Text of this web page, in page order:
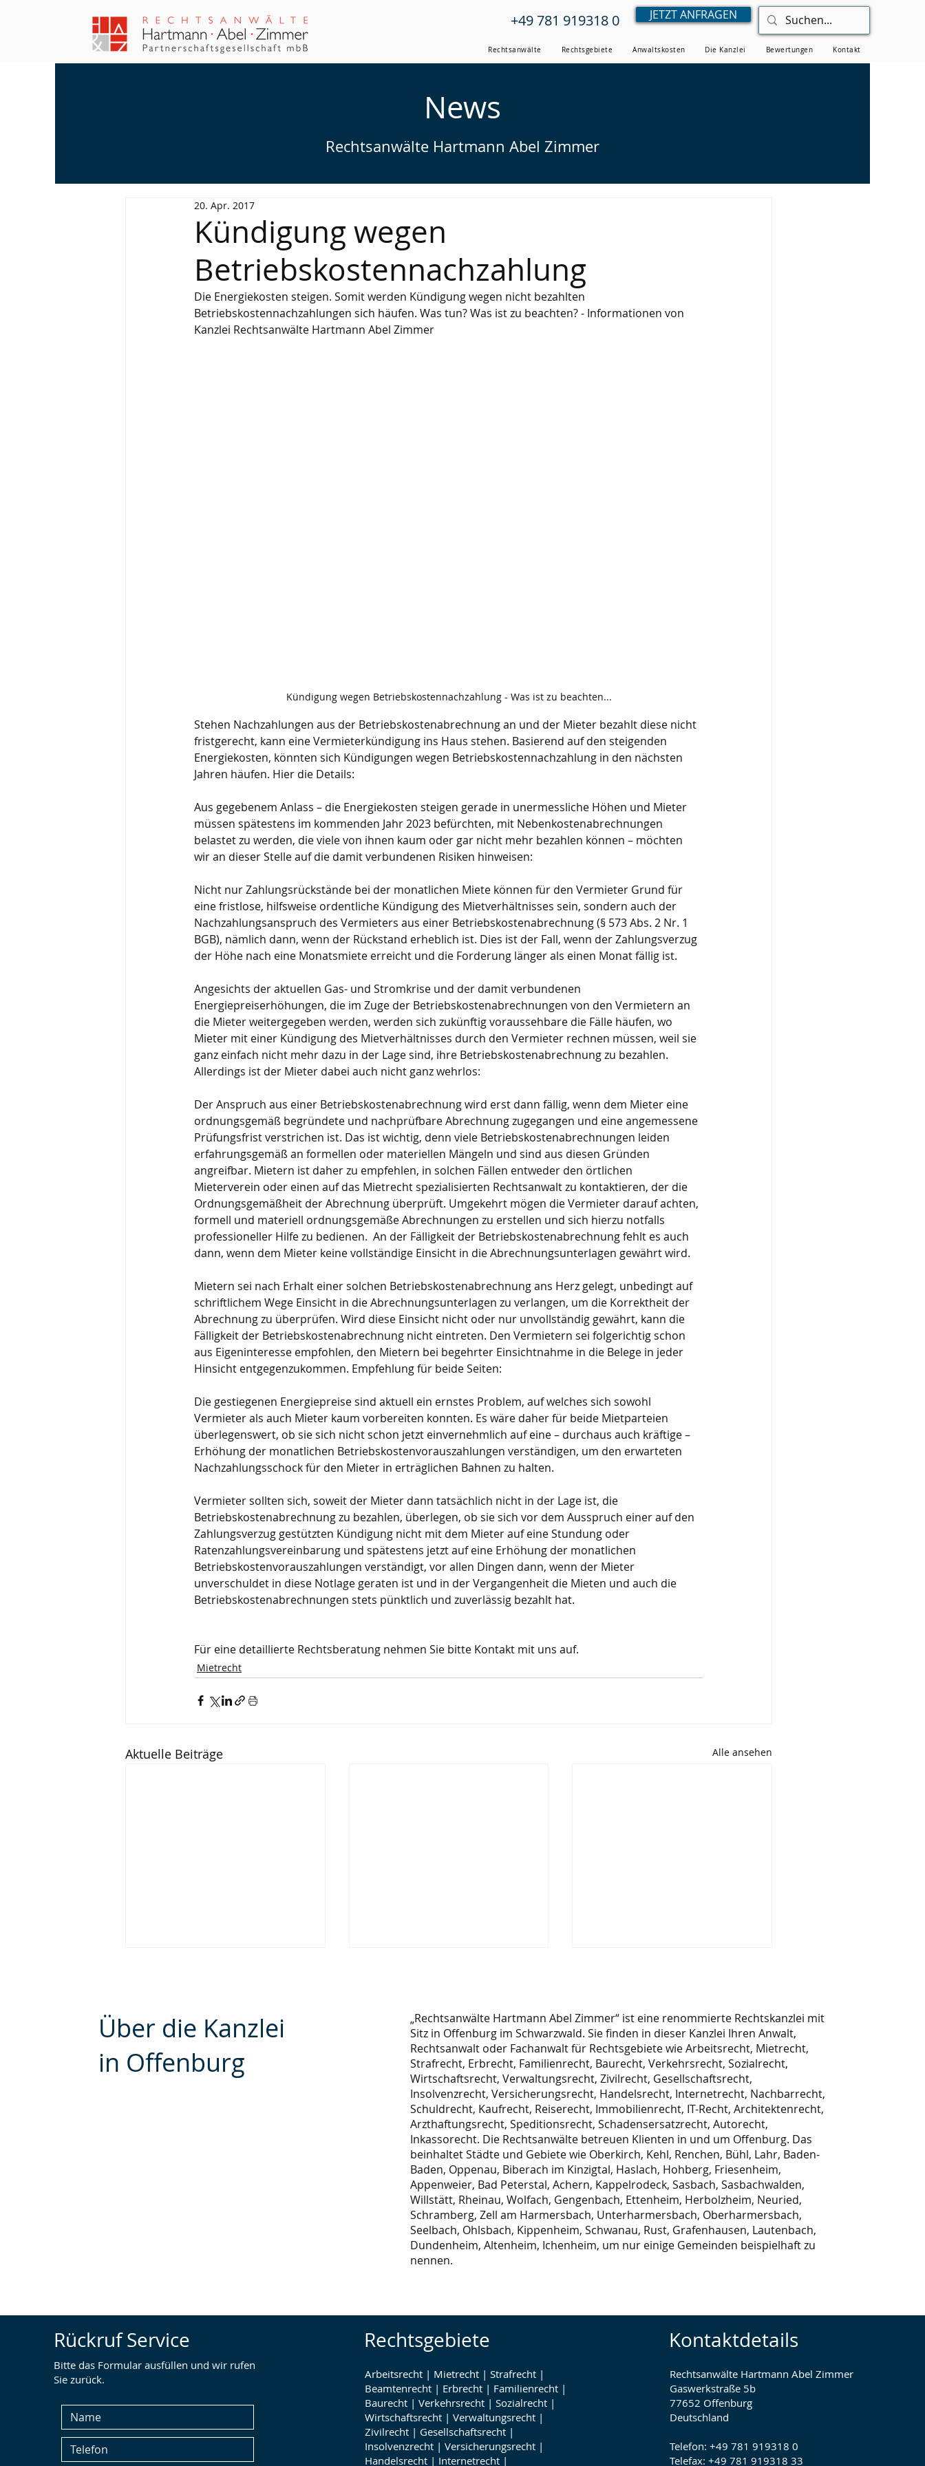
+49 781 919318 0 JETZT ANFRAGEN
Rechtsanwälte Rechtsgebiete Anwaltskosten Die Kanzlei Bewertungen Kontakt
News
Rechtsanwälte Hartmann Abel Zimmer
Kündigung wegen
Betriebskostennachzahlung
20. Apr. 2017
Die Energiekosten steigen. Somit werden Kündigung wegen nicht bezahlten
Betriebskostennachzahlungen sich häufen. Was tun? Was ist zu beachten? - Informationen von
Kanzlei Rechtsanwälte Hartmann Abel Zimmer
Kündigung wegen Betriebskostennachzahlung - Was ist zu beachten...
Stehen Nachzahlungen aus der Betriebskostenabrechnung an und der Mieter bezahlt diese nicht
fristgerecht, kann eine Vermieterkündigung ins Haus stehen. Basierend auf den steigenden
Energiekosten, könnten sich Kündigungen wegen Betriebskostennachzahlung in den nächsten
Jahren häufen. Hier die Details:
Aus gegebenem Anlass – die Energiekosten steigen gerade in unermessliche Höhen und Mieter
müssen spätestens im kommenden Jahr 2023 befürchten, mit Nebenkostenabrechnungen
belastet zu werden, die viele von ihnen kaum oder gar nicht mehr bezahlen können – möchten
wir an dieser Stelle auf die damit verbundenen Risiken hinweisen:
Nicht nur Zahlungsrückstände bei der monatlichen Miete können für den Vermieter Grund für
eine fristlose, hilfsweise ordentliche Kündigung des Mietverhältnisses sein, sondern auch der
Nachzahlungsanspruch des Vermieters aus einer Betriebskostenabrechnung (§ 573 Abs. 2 Nr. 1
BGB), nämlich dann, wenn der Rückstand erheblich ist. Dies ist der Fall, wenn der Zahlungsverzug
der Höhe nach eine Monatsmiete erreicht und die Forderung länger als einen Monat fällig ist.
Angesichts der aktuellen Gas- und Stromkrise und der damit verbundenen
Energiepreiserhöhungen, die im Zuge der Betriebskostenabrechnungen von den Vermietern an
die Mieter weitergegeben werden, werden sich zukünftig voraussehbare die Fälle häufen, wo
Mieter mit einer Kündigung des Mietverhältnisses durch den Vermieter rechnen müssen, weil sie
ganz einfach nicht mehr dazu in der Lage sind, ihre Betriebskostenabrechnung zu bezahlen.
Allerdings ist der Mieter dabei auch nicht ganz wehrlos:
Der Anspruch aus einer Betriebskostenabrechnung wird erst dann fällig, wenn dem Mieter eine
ordnungsgemäß begründete und nachprüfbare Abrechnung zugegangen und eine angemessene
Prüfungsfrist verstrichen ist. Das ist wichtig, denn viele Betriebskostenabrechnungen leiden
erfahrungsgemäß an formellen oder materiellen Mängeln und sind aus diesen Gründen
angreifbar. Mietern ist daher zu empfehlen, in solchen Fällen entweder den örtlichen
Mieterverein oder einen auf das Mietrecht spezialisierten Rechtsanwalt zu kontaktieren, der die
Ordnungsgemäßheit der Abrechnung überprüft. Umgekehrt mögen die Vermieter darauf achten,
formell und materiell ordnungsgemäße Abrechnungen zu erstellen und sich hierzu notfalls
professioneller Hilfe zu bedienen.  An der Fälligkeit der Betriebskostenabrechnung fehlt es auch
dann, wenn dem Mieter keine vollständige Einsicht in die Abrechnungsunterlagen gewährt wird.
Mietern sei nach Erhalt einer solchen Betriebskostenabrechnung ans Herz gelegt, unbedingt auf
schriftlichem Wege Einsicht in die Abrechnungsunterlagen zu verlangen, um die Korrektheit der
Abrechnung zu überprüfen. Wird diese Einsicht nicht oder nur unvollständig gewährt, kann die
Fälligkeit der Betriebskostenabrechnung nicht eintreten. Den Vermietern sei folgerichtig schon
aus Eigeninteresse empfohlen, den Mietern bei begehrter Einsichtnahme in die Belege in jeder
Hinsicht entgegenzukommen. Empfehlung für beide Seiten:
Die gestiegenen Energiepreise sind aktuell ein ernstes Problem, auf welches sich sowohl
Vermieter als auch Mieter kaum vorbereiten konnten. Es wäre daher für beide Mietparteien
überlegenswert, ob sie sich nicht schon jetzt einvernehmlich auf eine – durchaus auch kräftige –
Erhöhung der monatlichen Betriebskostenvorauszahlungen verständigen, um den erwarteten
Nachzahlungsschock für den Mieter in erträglichen Bahnen zu halten.
Vermieter sollten sich, soweit der Mieter dann tatsächlich nicht in der Lage ist, die
Betriebskostenabrechnung zu bezahlen, überlegen, ob sie sich vor dem Ausspruch einer auf den
Zahlungsverzug gestützten Kündigung nicht mit dem Mieter auf eine Stundung oder
Ratenzahlungsvereinbarung und spätestens jetzt auf eine Erhöhung der monatlichen
Betriebskostenvorauszahlungen verständigt, vor allen Dingen dann, wenn der Mieter
unverschuldet in diese Notlage geraten ist und in der Vergangenheit die Mieten und auch die
Betriebskostenabrechnungen stets pünktlich und zuverlässig bezahlt hat.
Für eine detaillierte Rechtsberatung nehmen Sie bitte Kontakt mit uns auf.
Mietrecht
Aktuelle Beiträge Alle ansehen
Vorkaufsrecht für Mieter
beim Verkauf einer
Eigentumswohnung
Mietminderung wegen
Lockdown für Geschäfte?
Aktuelles Mietrecht
Über die Kanzlei
in Offenburg
„Rechtsanwälte Hartmann Abel Zimmer“ ist eine renommierte Rechtskanzlei mit
Sitz in Offenburg im Schwarzwald. Sie finden in dieser Kanzlei Ihren Anwalt,
Rechtsanwalt oder Fachanwalt für Rechtsgebiete wie Arbeitsrecht, Mietrecht,
Strafrecht, Erbrecht, Familienrecht, Baurecht, Verkehrsrecht, Sozialrecht,
Wirtschaftsrecht, Verwaltungsrecht, Zivilrecht, Gesellschaftsrecht,
Insolvenzrecht, Versicherungsrecht, Handelsrecht, Internetrecht, Nachbarrecht,
Schuldrecht, Kaufrecht, Reiserecht, Immobilienrecht, IT-Recht, Architektenrecht,
Arzthaftungsrecht, Speditionsrecht, Schadensersatzrecht, Autorecht,
Inkassorecht. Die Rechtsanwälte betreuen Klienten in und um Offenburg. Das
beinhaltet Städte und Gebiete wie Oberkirch, Kehl, Renchen, Bühl, Lahr, Baden-
Baden, Oppenau, Biberach im Kinzigtal, Haslach, Hohberg, Friesenheim,
Appenweier, Bad Peterstal, Achern, Kappelrodeck, Sasbach, Sasbachwalden,
Willstätt, Rheinau, Wolfach, Gengenbach, Ettenheim, Herbolzheim, Neuried,
Schramberg, Zell am Harmersbach, Unterharmersbach, Oberharmersbach,
Seelbach, Ohlsbach, Kippenheim, Schwanau, Rust, Grafenhausen, Lautenbach,
Dundenheim, Altenheim, Ichenheim, um nur einige Gemeinden beispielhaft zu
nennen.
Rückruf Service
Bitte das Formular ausfüllen und wir rufen
Sie zurück.
Rechtsgebiete
Arbeitsrecht | Mietrecht |Strafrecht |
Beamtenrecht | Erbrecht | Familienrecht |
Baurecht |Verkehrsrecht |Sozialrecht |
Wirtschaftsrecht |Verwaltungsrecht |
Zivilrecht | Gesellschaftsrecht |
Insolvenzrecht |Versicherungsrecht |
Handelsrecht | Internetrecht |
Kontaktdetails
Rechtsanwälte Hartmann Abel Zimmer
Gaswerkstraße 5b
77652 Offenburg
Deutschland
Telefon: +49 781 919318 0
Telefax: +49781919318 33